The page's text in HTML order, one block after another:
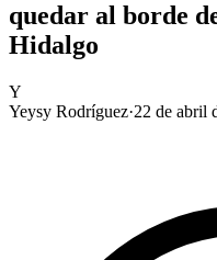
quedar al borde
Hidalgo
Y
Yeysy Rodríguez·22 de abril